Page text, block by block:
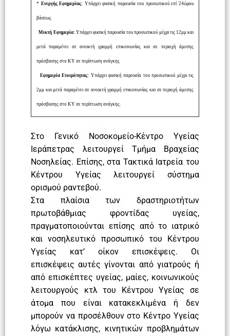
* Ενεργής Εφημερίας: Υπάρχει φυσική παρουσία του προσωπικού επί 24ώρου
βάσεως
Μικτή Εφημερία: Υπάρχει φυσική παρουσία του προσωπικού μέχρι τις 12μμ και
μετά παραμένει σε ανοικτή γραμμή επικοινωνίας και σε περιοχή άμεσης
πρόσβασης στο ΚΥ σε περίπτωση ανάγκης
Εφημερία Ετοιμότητας: Υπάρχει φυσική παρουσία του προσωπικού μέχρι τις
2μμ και μετά παραμένει σε ανοικτή γραμμή επικοινωνίας και σε περιοχή άμεσης
πρόσβασης στο ΚΥ σε περίπτωση ανάγκης.
Στο Γενικό Νοσοκομείο-Κέντρο Υγείας
Ιεράπετρας λειτουργεί Τμήμα Βραχείας
Νοσηλείας. Επίσης, στα Τακτικά Ιατρεία του
Κέντρου Υγείας λειτουργεί σύστημα
ορισμού ραντεβού.
Στα πλαίσια των δραστηριοτήτων
πρωτοβάθμιας φροντίδας υγείας,
πραγματοποιούνται επίσης από το ιατρικό
και νοσηλευτικό προσωπικό του Κέντρου
Υγείας κατ’ οίκον επισκέψεις. Οι
επισκέψεις αυτές γίνονται από γιατρούς ή
από επισκέπτες υγείας, μαίες, κοινωνικούς
λειτουργούς κτλ του Κέντρου Υγείας σε
άτομα που είναι κατακεκλιμένα ή δεν
μπορούν να προσέλθουν στο Κέντρο Υγείας
λόγω κατάκλισης, κινητικών προβλημάτων